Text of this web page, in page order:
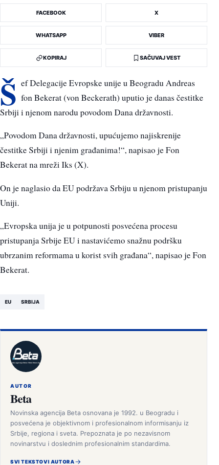
FACEBOOK X
WHATSAPP VIBER
KOPIRAJ SAČUVAJ VEST
Š ef Delegacije Evropske unije u Beogradu Andreas
fon Bekerat (von Beckerath) uputio je danas čestitke
Srbiji i njenom narodu povodom Dana državnosti.
„Povodom Dana državnosti, upućujemo najiskrenije
čestitke Srbiji i njenim građanima!“, napisao je Fon
Bekerat na mreži Iks (X).
On je naglasio da EU podržava Srbiju u njenom pristupanju
Uniji.
„Evropska unija je u potpunosti posvećena procesu
pristupanja Srbije EU i nastavićemo snažnu podršku
ubrzanim reformama u korist svih građana“, napisao je Fon
Bekerat.
EU SRBIJA
AUTOR
Beta
Novinska agencija Beta osnovana je 1992. u Beogradu i
posvećena je objektivnom i profesionalnom informisanju iz
Srbije, regiona i sveta. Prepoznata je po nezavisnom
novinarstvu i doslednim profesionalnim standardima.
SVI TEKSTOVI AUTORA